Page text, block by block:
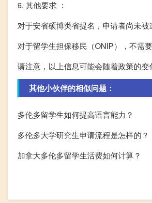
6. 其他要求 ：
对于安省硕博类省提名，申请者尚未被
对于留学生担保移民（ONIP），不需
请注意，以上信息可能会随着政策的
其他小伙伴的相似问题：
多伦多留学生如何提高语言能力？
多伦多大学研究生申请流程是怎样的？
加拿大多伦多留学生活费如何计算？